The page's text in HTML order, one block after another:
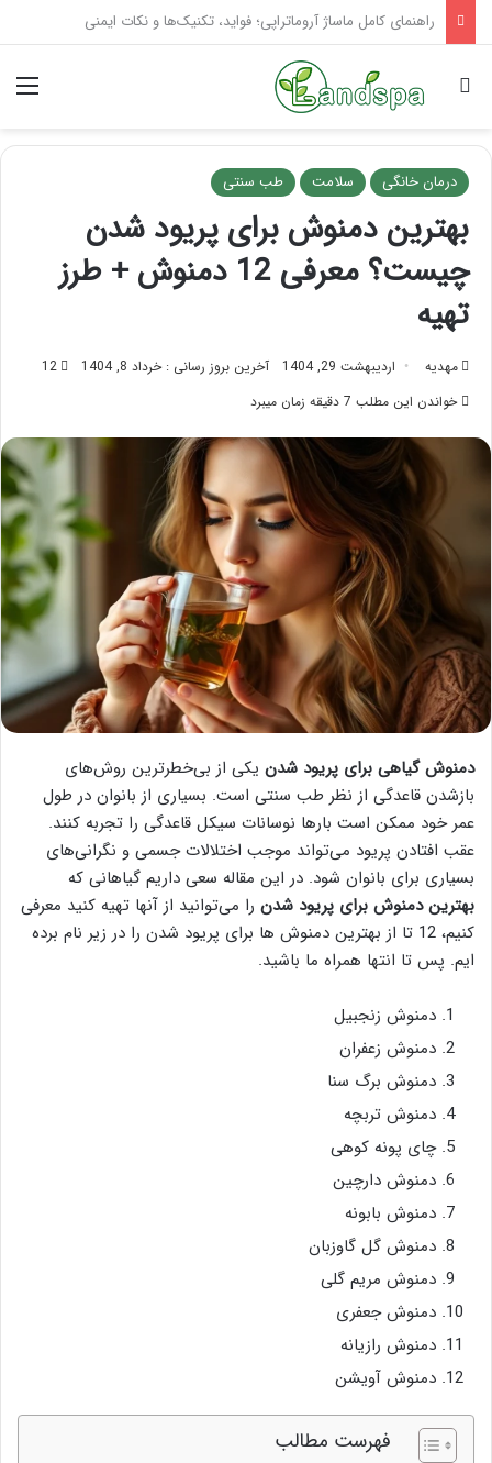
تاثیر ماساژ بر افسردگی؛ با ماساژ درمانی افسردگی را درمان کنید!
جستجو برای
درمان خانگی سلامت طب سنتی
بهترین دمنوش برای پریود شدن
چیست؟ معرفی 12 دمنوش + طرز
تهیه
مهدیه اردیبهشت 29, 1404 آخرین بروز رسانی : خرداد 8, 1404
12
خواندن این مطلب 7 دقیقه زمان میبرد
دمنوش گیاهی برای پریود شدن یکی از بی‌خطرترین روش‌های
بازشدن قاعدگی از نظر طب سنتی است. بسیاری از بانوان در طول
عمر خود ممکن است بارها نوسانات سیکل قاعدگی را تجربه کنند.
عقب افتادن پریود می‌تواند موجب اختلالات جسمی و نگرانی‌های
بسیاری برای بانوان شود. در این مقاله سعی داریم گیاهانی که
بهترین دمنوش برای پریود شدن را می‌توانید از آنها تهیه کنید معرفی
کنیم، 12 تا از بهترین دمنوش ها برای پریود شدن را در زیر نام برده
ایم. پس تا انتها همراه ما باشید.
دمنوش زنجبیل
دمنوش زعفران
دمنوش برگ سنا
دمنوش تربچه
چای پونه کوهی
دمنوش دارچین
دمنوش بابونه
دمنوش گل گاوزبان
دمنوش مریم گلی
دمنوش جعفری
دمنوش رازیانه
دمنوش آویشن
فهرست مطالب